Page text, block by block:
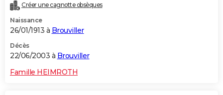
Créer une cagnotte obsèques
Naissance
26/01/1913 à Brouviller
Décès
22/06/2003 à Brouviller
Famille HEIMROTH